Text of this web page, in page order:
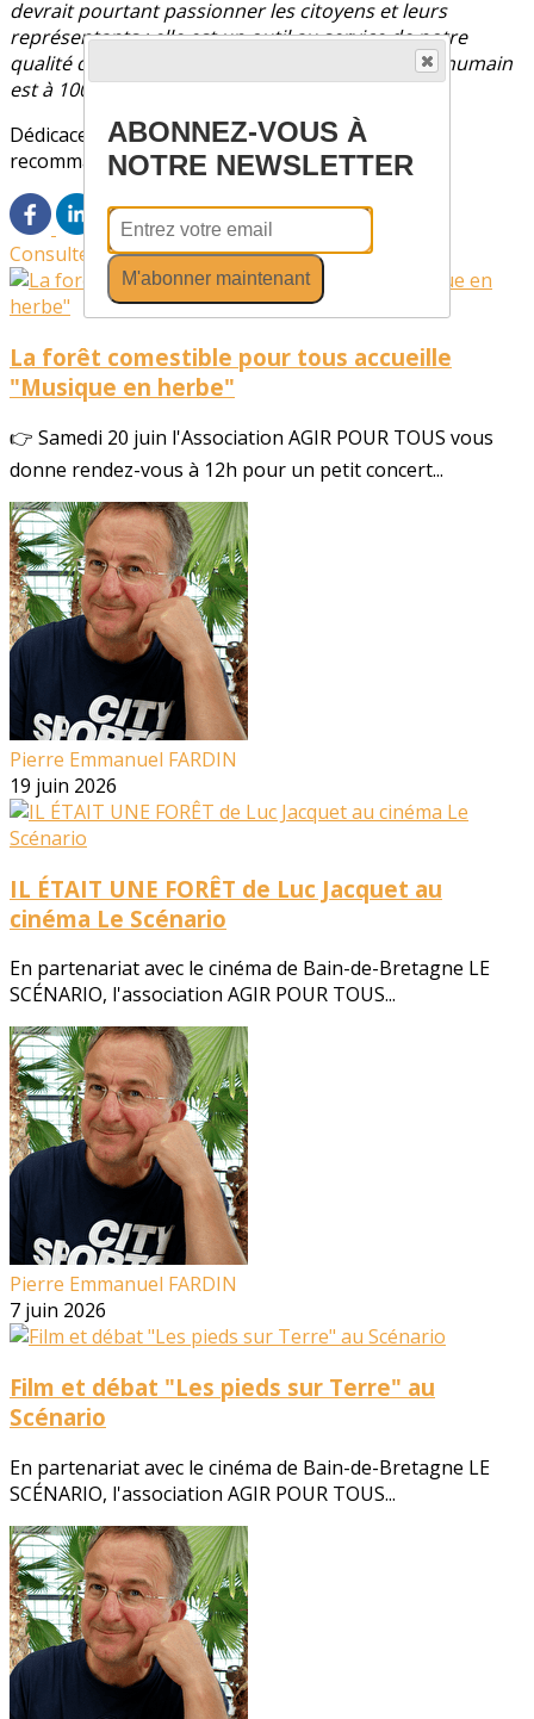
devrait pourtant passionner les citoyens et leurs
représentants : elle est un outil au service de notre
qualité de vie et, à l'avenir, de notre survie. Car l'humain
est à 100% cousu de biodiversité.
Dédicace à l'issue de la conférence. Réservation
recommandée sur ceLIEN
Consultez également
La forêt comestible pour tous accueille
"Musique en herbe"
👉 Samedi 20 juin l'Association AGIR POUR TOUS vous
donne rendez-vous à 12h pour un petit concert...
Pierre Emmanuel FARDIN
19 juin 2026
IL ÉTAIT UNE FORÊT de Luc Jacquet au
cinéma Le Scénario
En partenariat avec le cinéma de Bain-de-Bretagne LE
SCÉNARIO, l'association AGIR POUR TOUS...
Pierre Emmanuel FARDIN
7 juin 2026
Film et débat "Les pieds sur Terre" au
Scénario
En partenariat avec le cinéma de Bain-de-Bretagne LE
SCÉNARIO, l'association AGIR POUR TOUS...
ABONNEZ-VOUS À
NOTRE NEWSLETTER
M'abonner maintenant